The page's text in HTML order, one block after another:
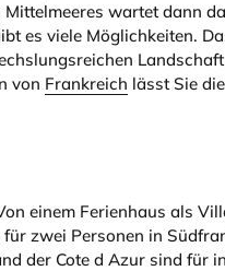
wartet dann
es viele Möglichkeiten.
von Frankreich lässt Sie
einem Ferienhaus als
zwei Personen in
der Cote d Azur sind für